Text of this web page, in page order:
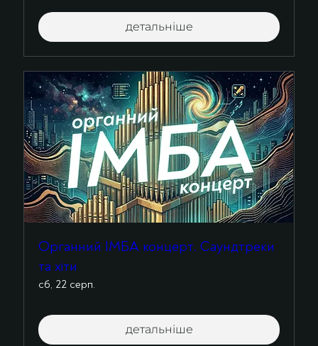
детальніше
Органний ІМБА концерт. Саундтреки
та хіти
сб, 22 серп.
детальніше